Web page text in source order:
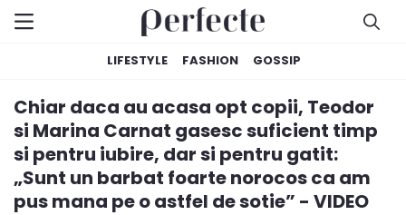
LIFESTYLE FASHION GOSSIP
Chiar daca au acasa opt copii, Teodor
si Marina Carnat gasesc suficient timp
si pentru iubire, dar si pentru gatit:
„Sunt un barbat foarte norocos ca am
pus mana pe o astfel de sotie” - VIDEO